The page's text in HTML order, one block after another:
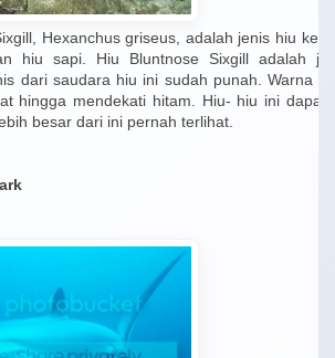
Hexanchus griseus, adalah jenis hiu ke-
hiu sapi. Hiu Bluntnose Sixgill adalah
dari saudara hiu ini sudah punah. Warna
hingga mendekati hitam. Hiu- hiu ini dapat
besar dari ini pernah terlihat.